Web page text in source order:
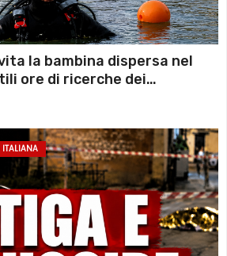
la bambina dispersa nel
ore di ricerche dei
ITALIANA